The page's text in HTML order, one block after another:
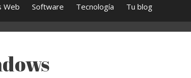
Web Software Tecnología Tu blog